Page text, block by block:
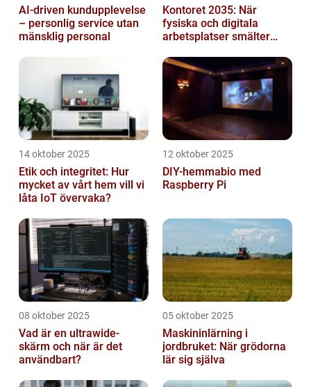
AI-driven kundupplevelse
– personlig service utan
mänsklig personal
Kontoret 2035: När
fysiska och digitala
arbetsplatser smälter
14 oktober 2025
Etik och integritet: Hur
mycket av vårt hem vill vi
låta IoT övervaka?
12 oktober 2025
DIY-hemmabio med
Raspberry Pi
08 oktober 2025
Vad är en ultrawide-
skärm och när är det
användbart?
05 oktober 2025
Maskininlärning i
jordbruket: När grödorna
lär sig själva